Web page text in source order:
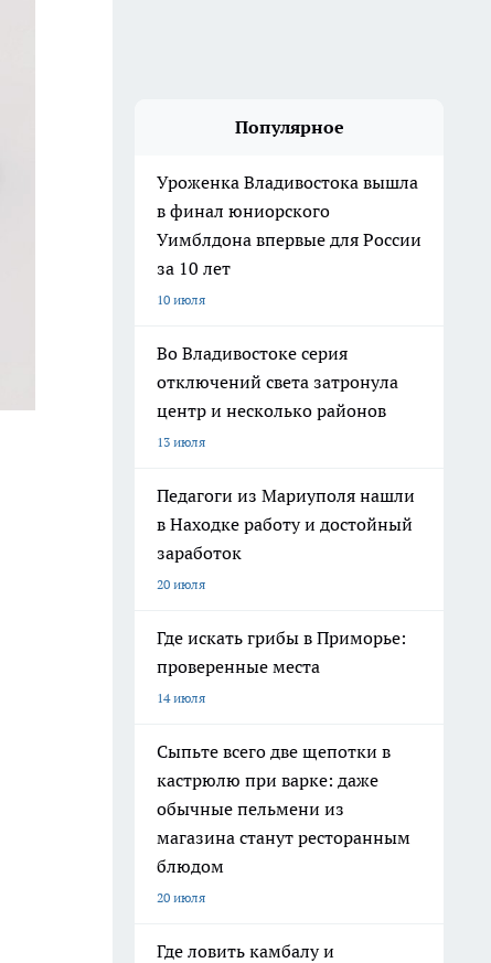
Популярное
Уроженка Владивостока вышла
в финал юниорского
Уимблдона впервые для России
за 10 лет
10 июля
Во Владивостоке серия
отключений света затронула
центр и несколько районов
13 июля
Педагоги из Мариуполя нашли
в Находке работу и достойный
заработок
20 июля
Где искать грибы в Приморье:
проверенные места
14 июля
Сыпьте всего две щепотки в
кастрюлю при варке: даже
обычные пельмени из
магазина станут ресторанным
блюдом
20 июля
Где ловить камбалу и